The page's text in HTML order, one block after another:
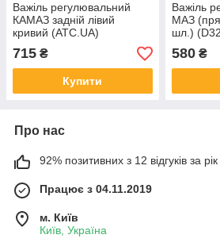
Важіль регулювальний
КАМАЗ задній лівий
кривий (ATC.UA)
715 ₴
Купити
Важіль
МАЗ
шл.)
580₴
Про нас
92% позитивних з 12 відгуків за рік
Працює з 04.11.2019
м. Київ
Київ, Україна